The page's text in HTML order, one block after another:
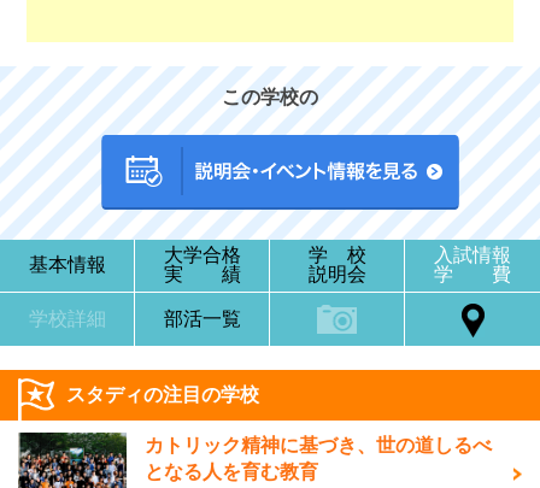
この学校の
基本情報
大学合格
実 績
学 校
説明会
入試情報
学 費
学校詳細 部活一覧
スタディの注目の学校
カトリック精神に基づき、世の道しるべ
となる人を育む教育